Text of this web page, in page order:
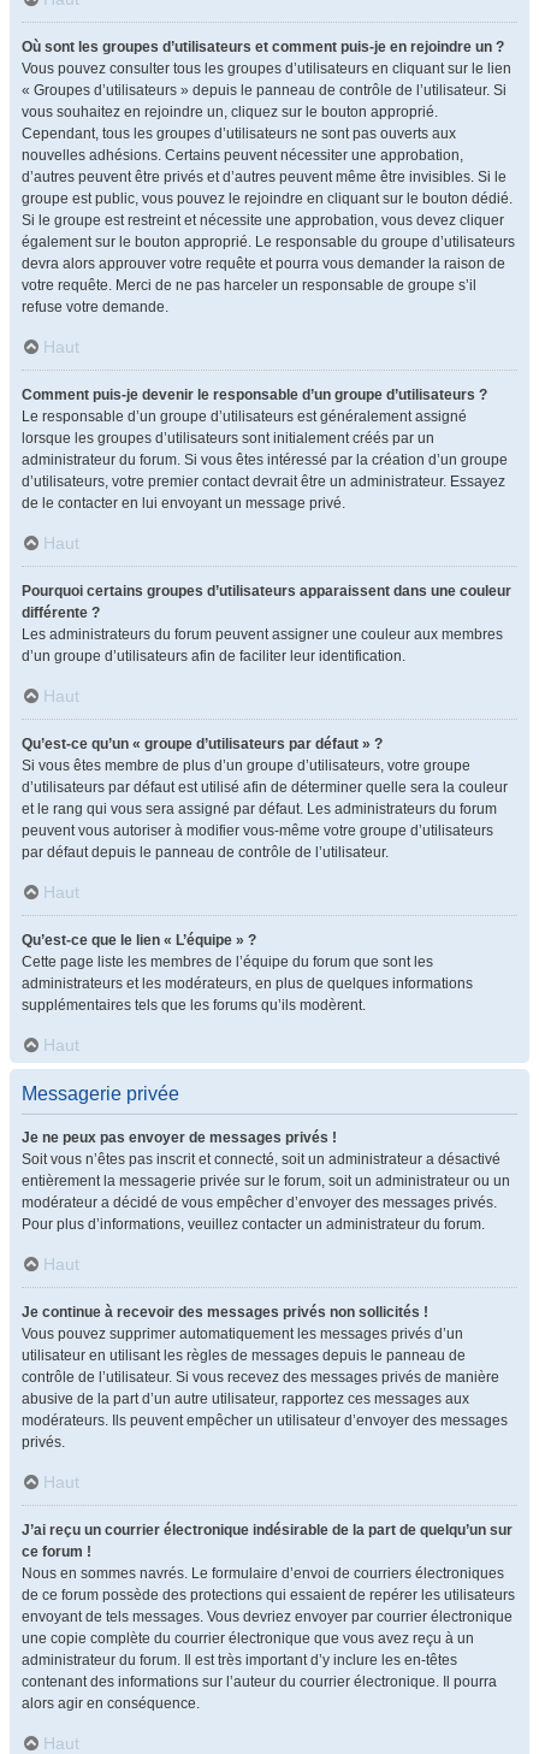
Où sont les groupes d’utilisateurs et comment puis-je en rejoindre un ?
Vous pouvez consulter tous les groupes d’utilisateurs en cliquant sur le lien
« Groupes d’utilisateurs » depuis le panneau de contrôle de l’utilisateur. Si
vous souhaitez en rejoindre un, cliquez sur le bouton approprié.
Cependant, tous les groupes d’utilisateurs ne sont pas ouverts aux
nouvelles adhésions. Certains peuvent nécessiter une approbation,
d’autres peuvent être privés et d’autres peuvent même être invisibles. Si le
groupe est public, vous pouvez le rejoindre en cliquant sur le bouton dédié.
Si le groupe est restreint et nécessite une approbation, vous devez cliquer
également sur le bouton approprié. Le responsable du groupe d’utilisateurs
devra alors approuver votre requête et pourra vous demander la raison de
votre requête. Merci de ne pas harceler un responsable de groupe s’il
refuse votre demande.
Haut
Comment puis-je devenir le responsable d’un groupe d’utilisateurs ?
Le responsable d’un groupe d’utilisateurs est généralement assigné
lorsque les groupes d’utilisateurs sont initialement créés par un
administrateur du forum. Si vous êtes intéressé par la création d’un groupe
d’utilisateurs, votre premier contact devrait être un administrateur. Essayez
de le contacter en lui envoyant un message privé.
Haut
Pourquoi certains groupes d’utilisateurs apparaissent dans une couleur
différente ?
Les administrateurs du forum peuvent assigner une couleur aux membres
d’un groupe d’utilisateurs afin de faciliter leur identification.
Haut
Qu’est-ce qu’un « groupe d’utilisateurs par défaut » ?
Si vous êtes membre de plus d’un groupe d’utilisateurs, votre groupe
d’utilisateurs par défaut est utilisé afin de déterminer quelle sera la couleur
et le rang qui vous sera assigné par défaut. Les administrateurs du forum
peuvent vous autoriser à modifier vous-même votre groupe d’utilisateurs
par défaut depuis le panneau de contrôle de l’utilisateur.
Haut
Qu’est-ce que le lien « L’équipe » ?
Cette page liste les membres de l’équipe du forum que sont les
administrateurs et les modérateurs, en plus de quelques informations
supplémentaires tels que les forums qu’ils modèrent.
Haut
Messagerie privée
Je ne peux pas envoyer de messages privés !
Soit vous n’êtes pas inscrit et connecté, soit un administrateur a désactivé
entièrement la messagerie privée sur le forum, soit un administrateur ou un
modérateur a décidé de vous empêcher d’envoyer des messages privés.
Pour plus d’informations, veuillez contacter un administrateur du forum.
Haut
Je continue à recevoir des messages privés non sollicités !
Vous pouvez supprimer automatiquement les messages privés d’un
utilisateur en utilisant les règles de messages depuis le panneau de
contrôle de l’utilisateur. Si vous recevez des messages privés de manière
abusive de la part d’un autre utilisateur, rapportez ces messages aux
modérateurs. Ils peuvent empêcher un utilisateur d’envoyer des messages
privés.
Haut
J’ai reçu un courrier électronique indésirable de la part de quelqu’un sur
ce forum !
Nous en sommes navrés. Le formulaire d’envoi de courriers électroniques
de ce forum possède des protections qui essaient de repérer les utilisateurs
envoyant de tels messages. Vous devriez envoyer par courrier électronique
une copie complète du courrier électronique que vous avez reçu à un
administrateur du forum. Il est très important d’y inclure les en-têtes
contenant des informations sur l’auteur du courrier électronique. Il pourra
alors agir en conséquence.
Haut